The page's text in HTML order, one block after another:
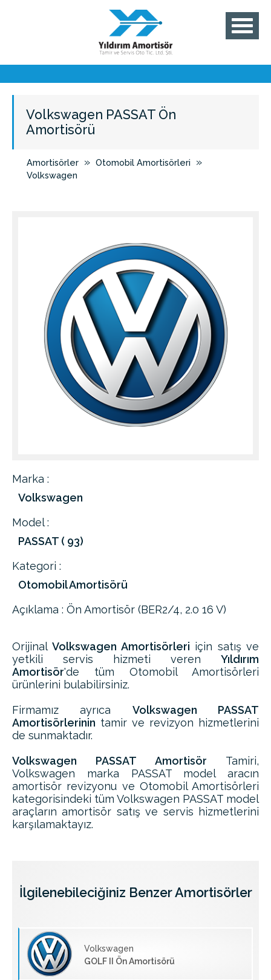
Volkswagen PASSAT Ön
Amortisörü
Amortisörler » Otomobil Amortisörleri »
Volkswagen
Marka :
Volkswagen
Model :
PASSAT ( 93)
Kategori :
Otomobil Amortisörü
Açıklama : Ön Amortisör (BER2/4, 2.0 16 V)
OrijinalVolkswagen Amortisörleri için satış ve
yetkili servis hizmeti veren Yıldırım
Amortisör'de tüm Otomobil Amortisörleri
ürünlerini bulabilirsiniz.
Firmamız ayrıca Volkswagen PASSAT
Amortisörlerinin tamir ve revizyon hizmetlerini
de sunmaktadır.
Volkswagen PASSAT Amortisör Tamiri,
Volkswagen marka PASSAT model aracın
amortisör revizyonu ve Otomobil Amortisörleri
kategorisindeki tüm Volkswagen PASSAT model
araçların amortisör satış ve servis hizmetlerini
karşılamaktayız.
İlgilenebileciğiniz Benzer Amortisörler
Volkswagen
GOLF II Ön Amortisörü